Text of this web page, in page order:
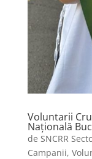
Voluntarii
Națională
de SNCRR
Campanii,